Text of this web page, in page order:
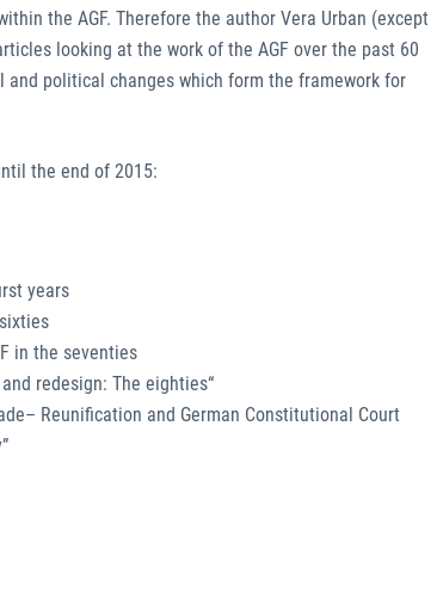
the AGF. Therefore the author Vera Urban (except
looking at the work of the AGF over the past 60
and political changes which form the framework for
the end of 2015:
years
in the seventies
redesign: The eighties“
Reunification and German Constitutional Court